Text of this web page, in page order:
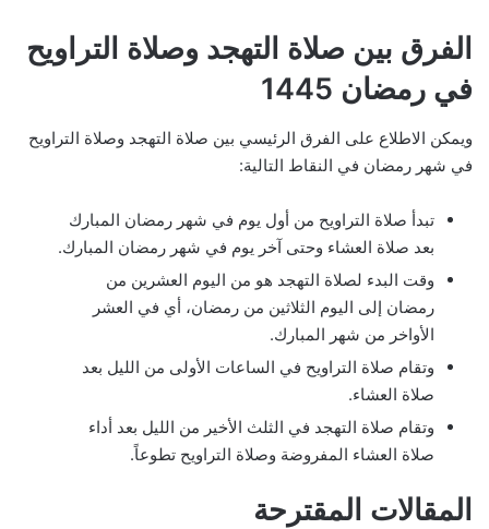
الفرق بين صلاة التهجد وصلاة التراويح
في رمضان 1445
ويمكن الاطلاع على الفرق الرئيسي بين صلاة التهجد وصلاة التراويح
في شهر رمضان في النقاط التالية:
تبدأ صلاة التراويح من أول يوم في شهر رمضان المبارك
بعد صلاة العشاء وحتى آخر يوم في شهر رمضان المبارك.
وقت البدء لصلاة التهجد هو من اليوم العشرين من
رمضان إلى اليوم الثلاثين من رمضان، أي في العشر
الأواخر من شهر المبارك.
وتقام صلاة التراويح في الساعات الأولى من الليل بعد
صلاة العشاء.
وتقام صلاة التهجد في الثلث الأخير من الليل بعد أداء
صلاة العشاء المفروضة وصلاة التراويح تطوعاً.
المقالات المقترحة